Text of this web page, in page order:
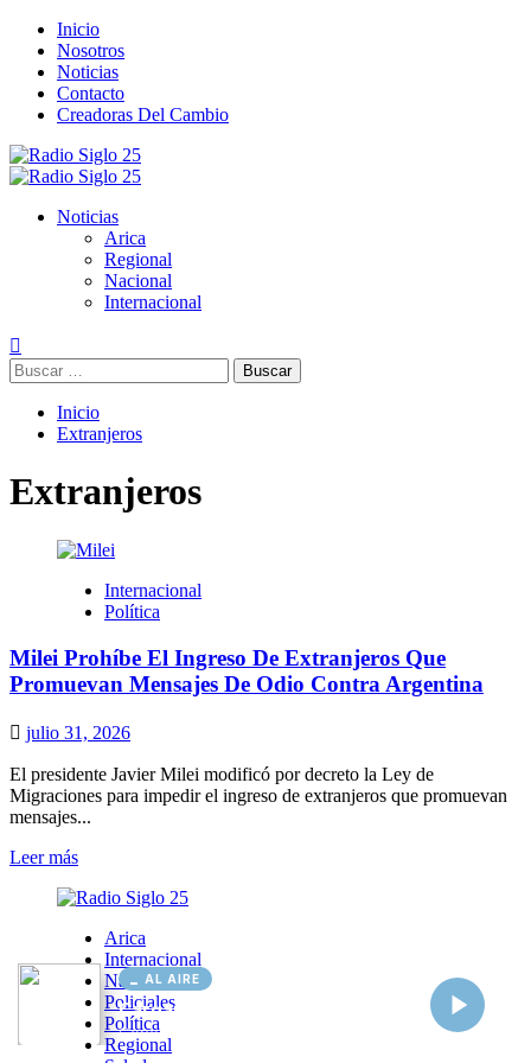
AL AIRE
Cargando...
Conectando...